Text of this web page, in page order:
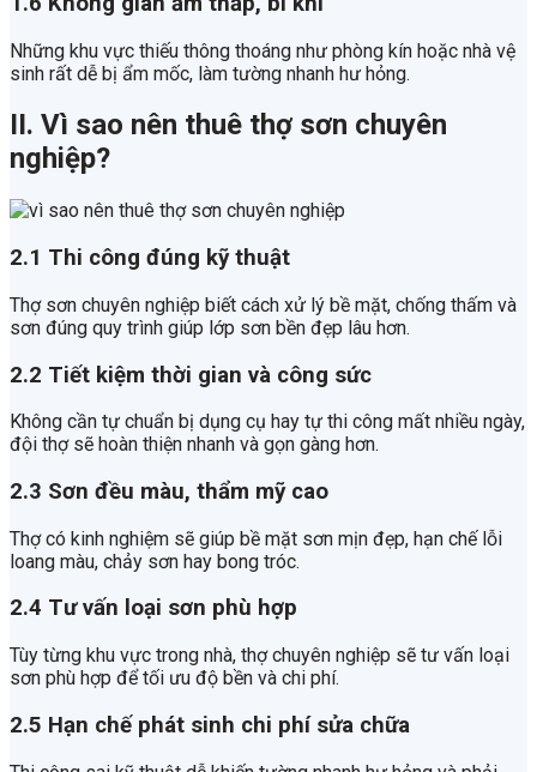
Những khu vực thiếu thông thoáng như phòng kín hoặc nhà vệ
sinh rất dễ bị ẩm mốc, làm tường nhanh hư hỏng.
II. Vì sao nên thuê thợ sơn chuyên
nghiệp?
2.1 Thi công đúng kỹ thuật
Thợ sơn chuyên nghiệp biết cách xử lý bề mặt, chống thấm và
sơn đúng quy trình giúp lớp sơn bền đẹp lâu hơn.
2.2 Tiết kiệm thời gian và công sức
Không cần tự chuẩn bị dụng cụ hay tự thi công mất nhiều ngày,
đội thợ sẽ hoàn thiện nhanh và gọn gàng hơn.
2.3 Sơn đều màu, thẩm mỹ cao
Thợ có kinh nghiệm sẽ giúp bề mặt sơn mịn đẹp, hạn chế lỗi
loang màu, chảy sơn hay bong tróc.
2.4 Tư vấn loại sơn phù hợp
Tùy từng khu vực trong nhà, thợ chuyên nghiệp sẽ tư vấn loại
sơn phù hợp để tối ưu độ bền và chi phí.
2.5 Hạn chế phát sinh chi phí sửa chữa